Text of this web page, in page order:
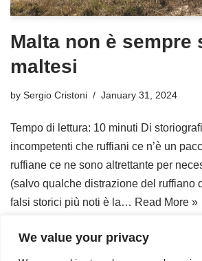
We value your privacy
Malta non è sempre
maltesi
by Sergio Cristoni January 31, 2024
Tempo di lettura: 10 minuti Di
incompetenti che ruffiani ce n’è un
ruffiane ce ne sono altrettante per
(salvo qualche distrazione del ruffiano
falsi storici più noti è la… Read More »